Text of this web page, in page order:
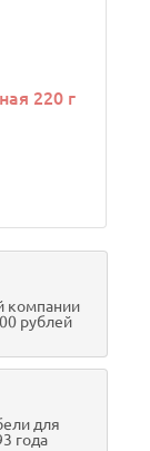
220 г
компании
рублей
для
года